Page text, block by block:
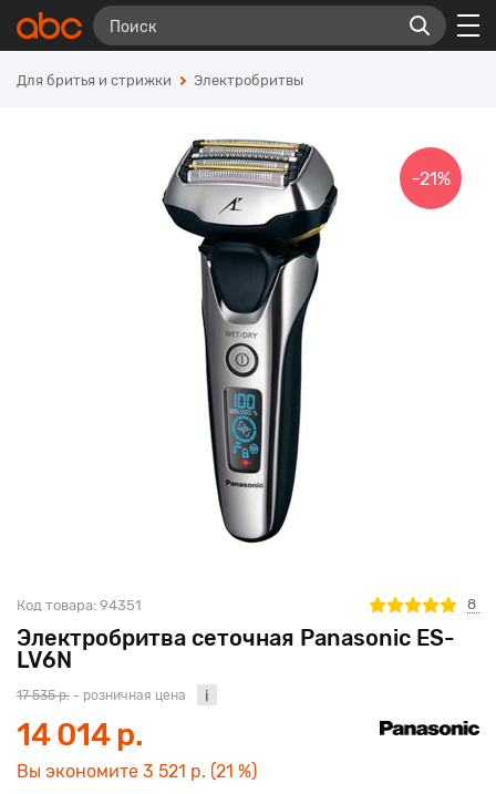
Для бритья и стрижки Электробритвы
Электробритва сеточная Panasonic ES-
LV6N
Код товара: 94351 8
-21%
17 535 р. - розничная цена
14 014 р.
Вы экономите 3 521 р. (21 %)